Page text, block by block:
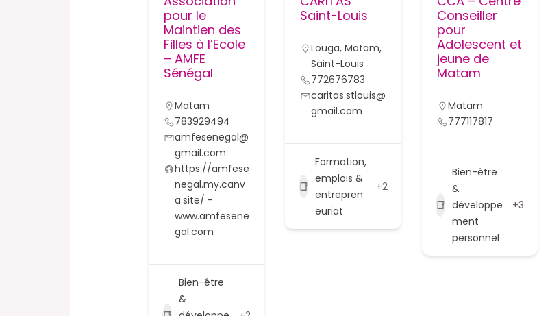
pour le
Maintien des
Filles à l’Ecole
– AMFE
Sénégal
Matam
783929494
amfesenegal@
gmail.com
https://amfese
negal.my.canv
a.site/ -
www.amfesene
gal.com
Bien-être
&
Saint-Louis
Louga,Matam,
Saint-Louis
772676783
caritas.stlouis@
gmail.com
Formation,
emplois &
entrepren
euriat
+2
Conseiller
pour
Adolescent et
jeune de
Matam
Matam
777117817
Bien-être
&
développe
ment
personnel
+3